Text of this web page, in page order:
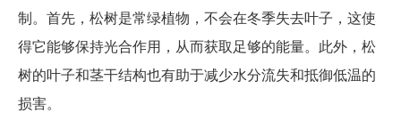
制。首先，松树是常绿植物，不会在冬季失去叶子，这使
得它能够保持光合作用，从而获取足够的能量。此外，松
树的叶子和茎干结构也有助于减少水分流失和抵御低温的
损害。